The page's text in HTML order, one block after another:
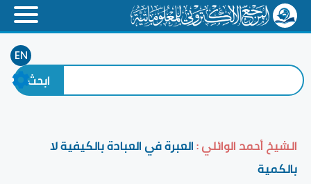
EN
الشيخ أحمد الوائلي :العبرة في العبادة بالكيفية لا
بالكمية